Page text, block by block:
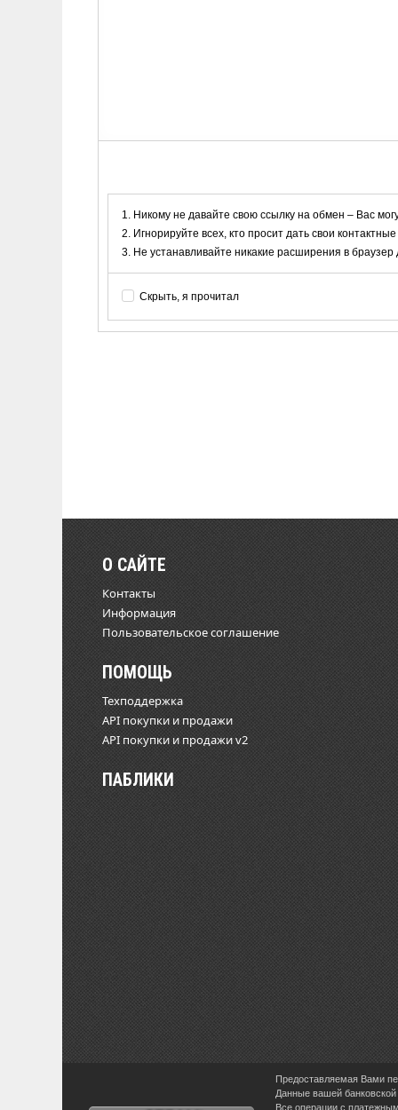
Никому не давайте свою ссылку на обмен – Вас
Игнорируйте всех, кто просит дать свои
Не устанавливайте никакие расширения в
Скрыть, я прочитал
О САЙТЕ
Контакты
Информация
Пользовательское соглашение
ПОМОЩЬ
Техподдержка
API покупки и продажи
API покупки и продажи v2
ПАБЛИКИ
Предоставляемая Вами
Данные вашей
Все операции с